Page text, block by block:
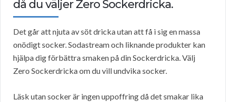
då du väljer Zero Sockerdricka.
Det går att njuta av söt dricka utan att få i sig en massa
onödigt socker. Sodastream och liknande produkter kan
hjälpa dig förbättra smaken på din Sockerdricka. Välj
Zero Sockerdricka om du vill undvika socker.
Läsk utan socker är ingen uppoffring då det smakar lika